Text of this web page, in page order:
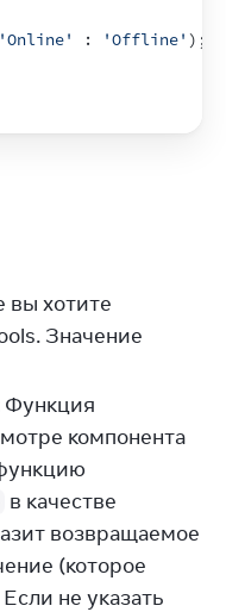
'Online' : 'Offline' ) ;
вы хотите
Значение
Функция
компонента
в качестве
возвращаемое
(которое
не указать